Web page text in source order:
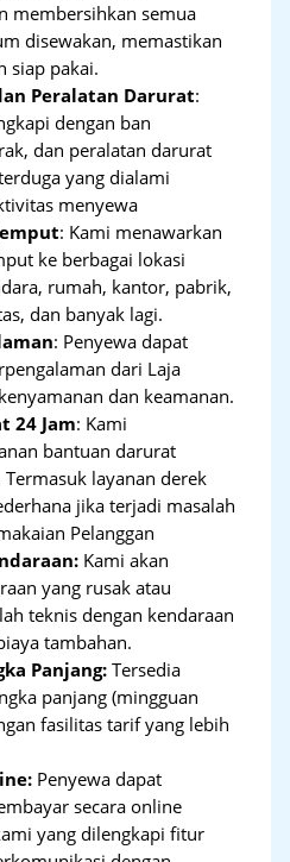
membersihkan semua
disewakan, memastikan
siap pakai.
Peralatan Darurat:
dengan ban
dan peralatan darurat
yang dialami
menyewa
: Kami menawarkan
ke berbagai lokasi
rumah, kantor, pabrik,
dan banyak lagi.
: Penyewa dapat
dari Laja
dan keamanan.
24 Jam: Kami
bantuan darurat
layanan derek
jika terjadi masalah
Pelanggan
Kami akan
yang rusak atau
teknis dengan kendaraan
tambahan.
Panjang:Tersedia
panjang (mingguan
fasilitas tarif yang lebih
Penyewa dapat
secara online
yang dilengkapi fitur